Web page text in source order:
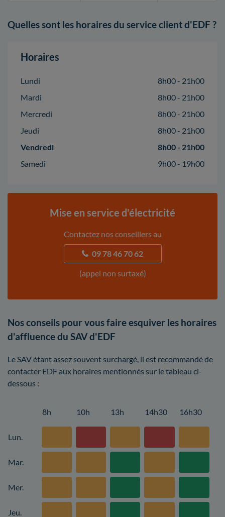
Quelles sont les horaires du service client d'EDF ?
Horaires
Lundi
8h00 - 21h00
Mardi
8h00 - 21h00
Mercredi
8h00 - 21h00
Jeudi
8h00 - 21h00
Vendredi
8h00 - 21h00
Samedi
9h00 - 19h00
Mise en service d'électricité
Contactez nos conseillers au
09 78 46 70 62
(appel non surtaxé)
Nos conseils pour vous faire esquiver les horaires
d'affluence du SAV d'EDF
Le SAV étant assez souvent surchargé, il est recommandé de
contacter EDF aux horaires mentionnés sur le tableau ci-
dessous :
8h 10h 13h 14h30 16h30
Lun.
Mar.
Mer.
Jeu.